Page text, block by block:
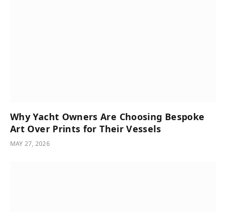
Why Yacht Owners Are Choosing Bespoke
Art Over Prints for Their Vessels
MAY 27, 2026